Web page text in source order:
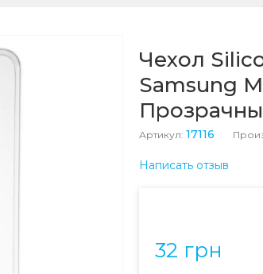
Чехол
Samsung
Артикул: 17116
Написать отзыв
32 грн